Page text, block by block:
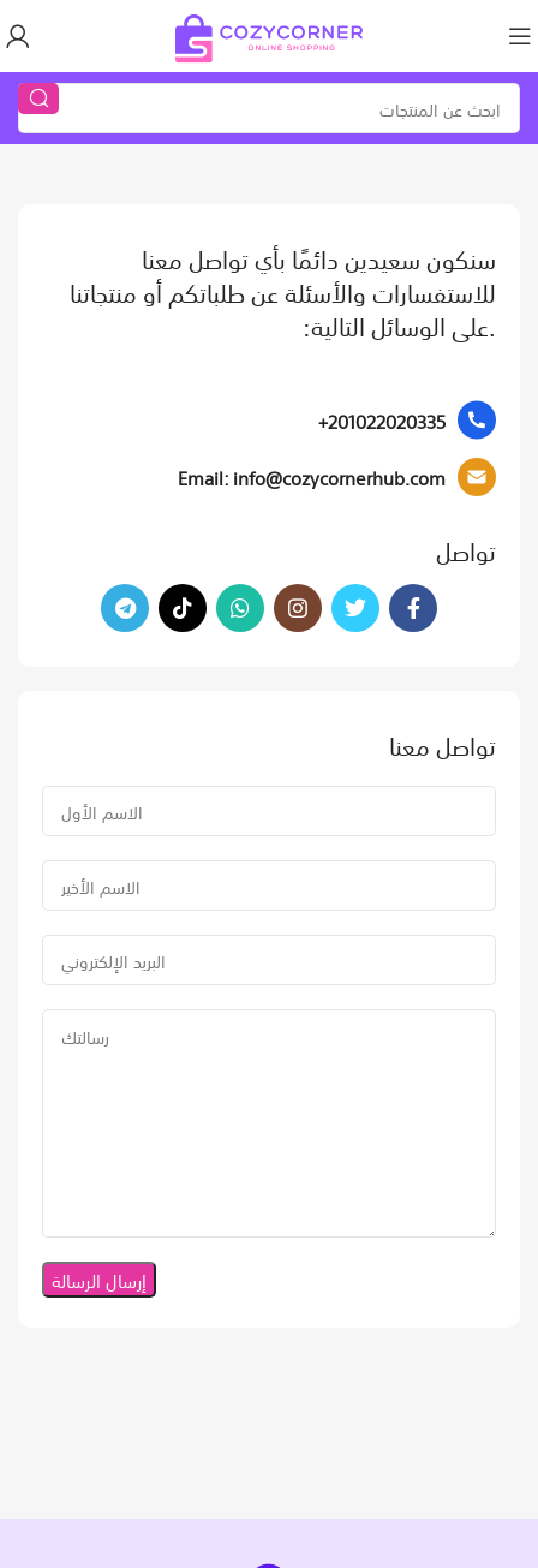
سنكون سعيدين دائمًا بأي تواصل معنا
للاستفسارات والأسئلة عن طلباتكم أو منتجاتنا
.على الوسائل التالية:
201022020335+
Email: info@cozycornerhub.com
تواصل
تواصل معنا